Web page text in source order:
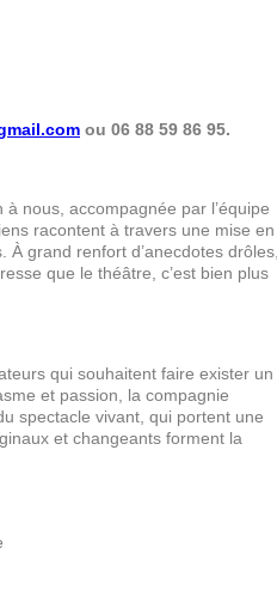
ou 06 88 59 86 95.
nous, accompagnée par l’équipe
racontent à travers une mise en
grand renfort d’anecdotes drôles,
que le théâtre, c’est bien plus
qui souhaitent faire exister un
et passion, la compagnie
spectacle vivant, qui portent une
et changeants forment la